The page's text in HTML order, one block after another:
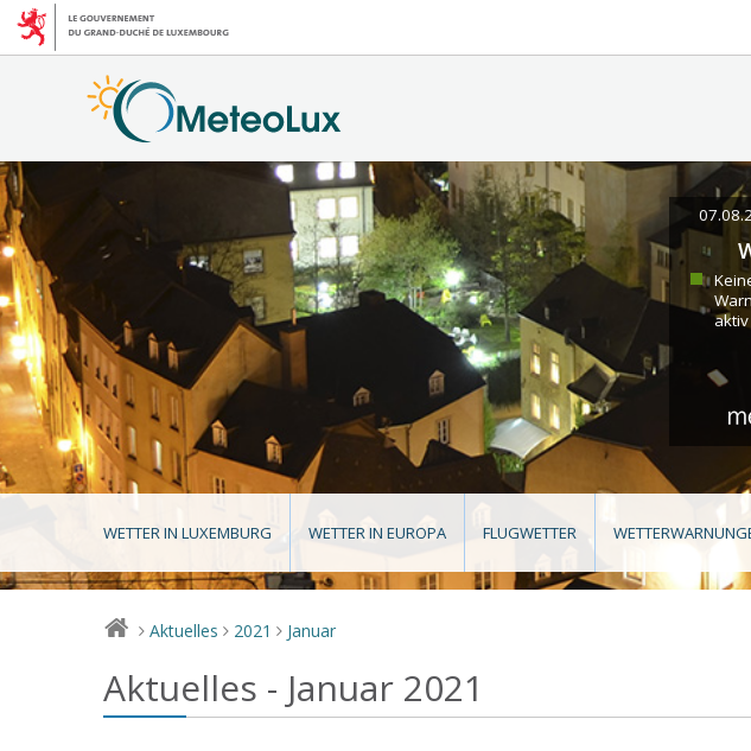
aktiv
WETTER IN LUXEMBURG WETTER IN EUROPA FLUGWETTER
> Aktuelles > 2021 > Januar
Aktuelles - Januar 2021